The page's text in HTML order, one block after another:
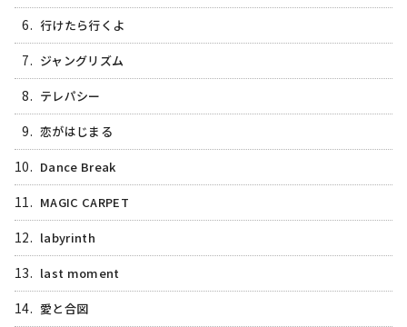
6. 行けたら行くよ
7. ジャングリズム
8. テレパシー
9. 恋がはじまる
10. Dance Break
11. MAGIC CARPET
12. labyrinth
13. last moment
14. 愛と合図